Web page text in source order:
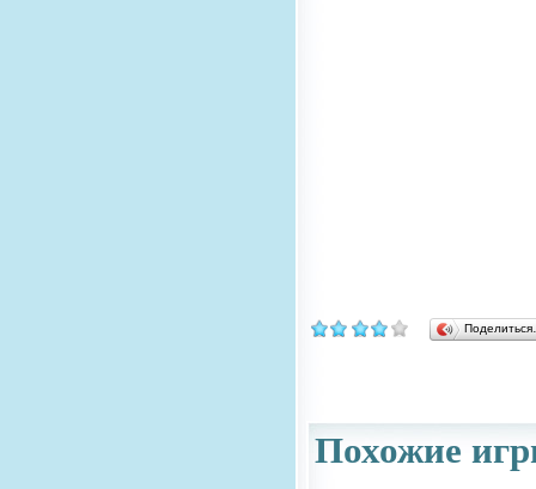
Похожие